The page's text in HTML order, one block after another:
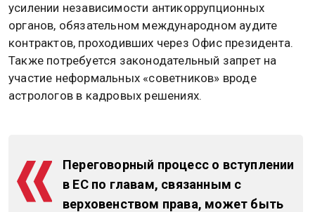
усилении независимости антикоррупционных
органов, обязательном международном аудите
контрактов, проходивших через Офис президента.
Также потребуется законодательный запрет на
участие неформальных «советников» вроде
астрологов в кадровых решениях.
Переговорный процесс о вступлении
в ЕС по главам, связанным с
верховенством права, может быть